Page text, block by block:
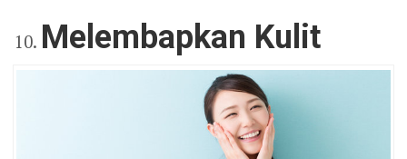
Melembapkan Kulit